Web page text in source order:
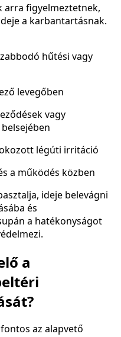
arra figyelmeztetnek,
a karbantartásnak.
hűtési vagy
levegőben
vagy
légúti irritáció
a működés közben
ideje belevágni
és
a hatékonyságot
a
az alapvető